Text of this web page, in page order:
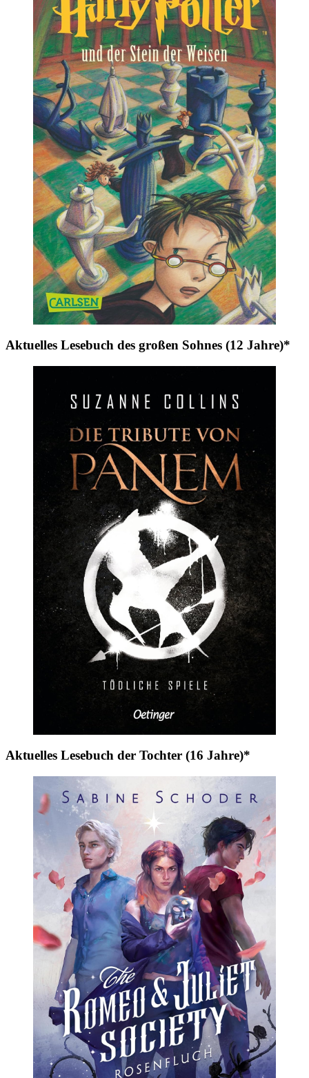
Aktuelles Lesebuch des großen Sohnes (12 Jahre)*
Aktuelles Lesebuch der Tochter (16 Jahre)*